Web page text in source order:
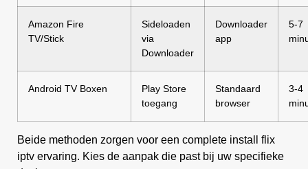
Amazon Fire
TV/Stick
Sideloaden
via
Downloader
Downloader
app
5-7
Android TV Boxen
Play Store
toegang
Standaard
browser
3-4
Beide methoden zorgen voor een complete install flix
iptv ervaring. Kies de aanpak die past bij uw specifieke